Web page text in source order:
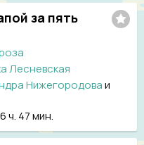
за пять
Лесневская
Нижегородоваи
6 ч. 47 мин.